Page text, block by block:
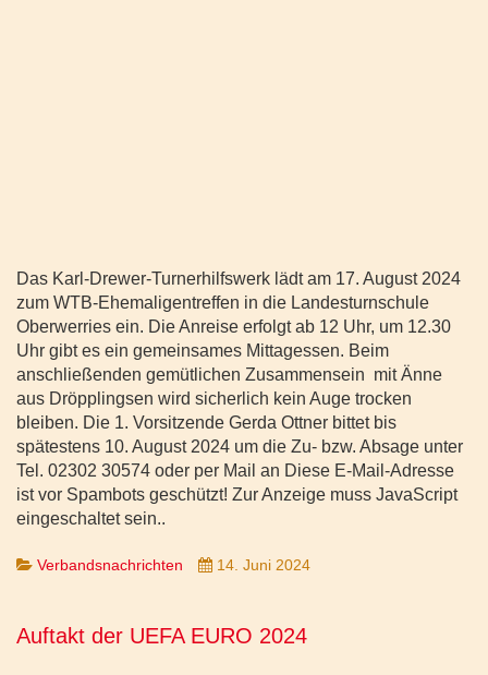
Das Karl-Drewer-Turnerhilfswerk lädt am 17. August 2024
zum WTB-Ehemaligentreffen in die Landesturnschule
Oberwerries ein. Die Anreise erfolgt ab 12 Uhr, um 12.30
Uhr gibt es ein gemeinsames Mittagessen. Beim
anschließenden gemütlichen Zusammensein mit Änne
aus Dröpplingsen wird sicherlich kein Auge trocken
bleiben. Die 1. Vorsitzende Gerda Ottner bittet bis
spätestens 10. August 2024 um die Zu- bzw. Absage unter
Tel. 02302 30574 oder per Mail an Diese E-Mail-Adresse
ist vor Spambots geschützt! Zur Anzeige muss JavaScript
eingeschaltet sein..
Verbandsnachrichten 14. Juni 2024
Auftakt der UEFA EURO 2024